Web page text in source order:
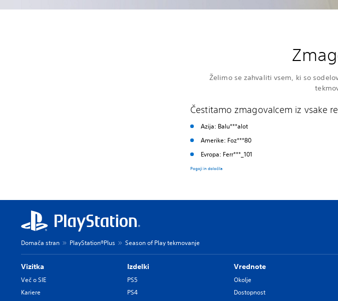
Želimo se zahvaliti vsem, ki so
Čestitamo zmagovalcem iz vsake
Azija: Balu***alot
Amerike: Foz***80
Evropa: Ferr***_101
Pogoji in določila
Domača stran PlayStation®Plus Season of Play tekmovanje
Vizitka
Več o SIE
Kariere
Izdelki
PS5
PS4
Vrednote
Okolje
Dostopnost